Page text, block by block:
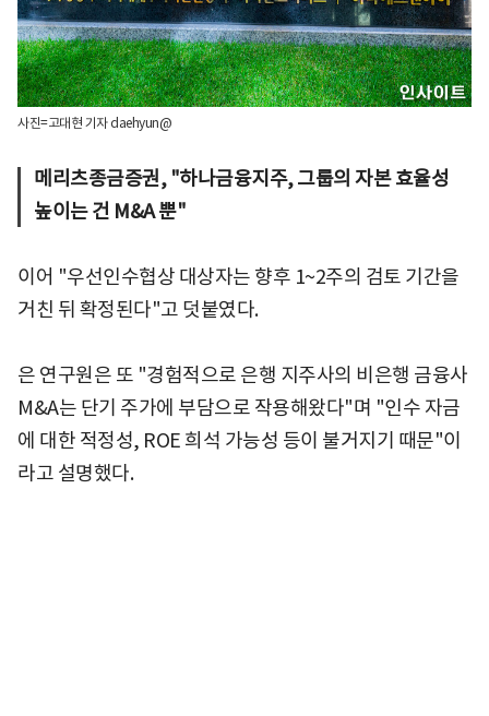
사진=고대현 기자 daehyun@
메리츠종금증권, "하나금융지주, 그룹의 자본 효율성
높이는 건 M&A 뿐"
이어 "우선인수협상 대상자는 향후 1~2주의 검토 기간을
거친 뒤 확정된다"고 덧붙였다.
은 연구원은 또 "경험적으로 은행 지주사의 비은행 금융사
M&A는 단기 주가에 부담으로 작용해왔다"며 "인수 자금
에 대한 적정성, ROE 희석 가능성 등이 불거지기 때문"이
라고 설명했다.